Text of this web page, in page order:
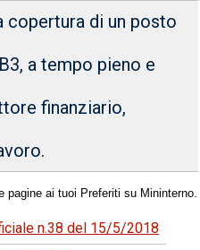
copertura di un posto
a tempo pieno e
finanziario,
pagine ai tuoi Preferiti su Mininterno.
n.38 del 15/5/2018